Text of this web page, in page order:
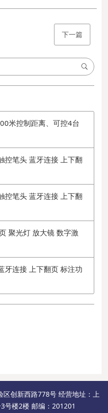
下一篇
米控制距离、可控4台
控笔头 蓝牙连接 上下翻
控笔头 蓝牙连接 上下翻
聚光灯 放大镜 数字激
牙连接 上下翻页 标注功
创新西路778号 经营地址：上
号楼2楼 邮编：201201